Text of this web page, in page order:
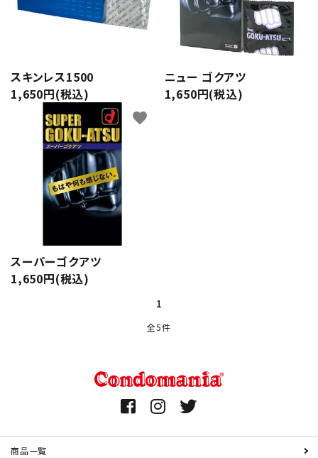
コスメ
サプリメント・ドリンク
店舗案内
スキンレス1500
1,650円(税込)
ニュー ゴクアツ
1,650円(税込)
スーパーゴクアツ
1,650円(税込)
favorite
1
全5件
キーワード
カテゴリー
商品一覧